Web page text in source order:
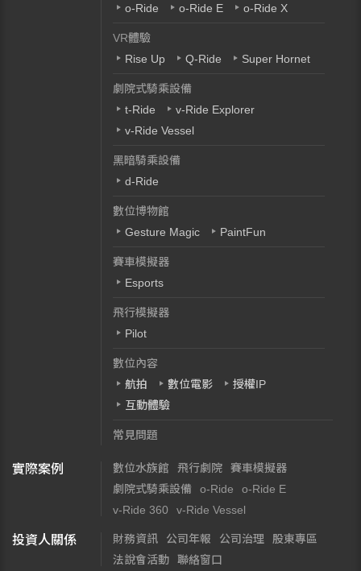
o-Ride
o-Ride E o-Ride X
VR體驗
Rise Up
Q-Ride Super Hornet
劇院式騎乘設備
t-Ride
v-Ride Explorer
v-Ride Vessel
黑暗騎乘設備
d-Ride
數位博物館
Gesture Magic
PaintFun
賽車模擬器
Esports
飛行模擬器
Pilot
數位內容
航拍
數位電影
授權IP
互動體驗
常見問題
實際案例 數位水族館 飛行劇院
賽車模擬器
劇院式騎乘設備
o-Ride
o-Ride E
v-Ride 360
v-Ride Vessel
投資人關係 財務資訊 公司年報 公司治理
股東專區
法說會活動
聯絡窗口